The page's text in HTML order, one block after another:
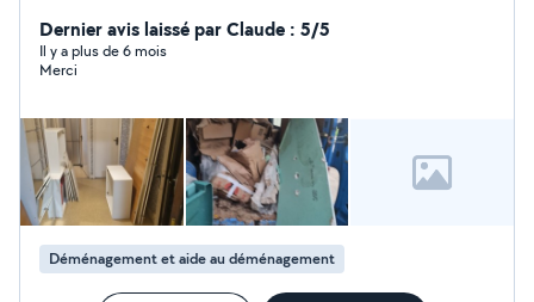
Dernier avis laissé par Claude : 5/5
Il y a plus de 6 mois
Merci
Déménagement et aide au déménagement